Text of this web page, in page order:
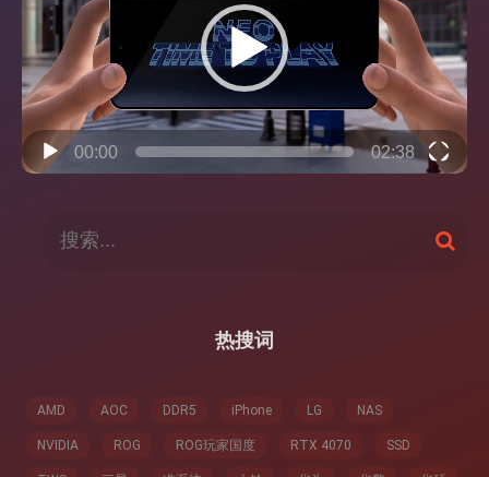
放
器
00:00 02:38
搜
索
热搜词
AMD AOC DDR5 iPhone LG NAS
NVIDIA ROG ROG玩家国度 RTX 4070 SSD